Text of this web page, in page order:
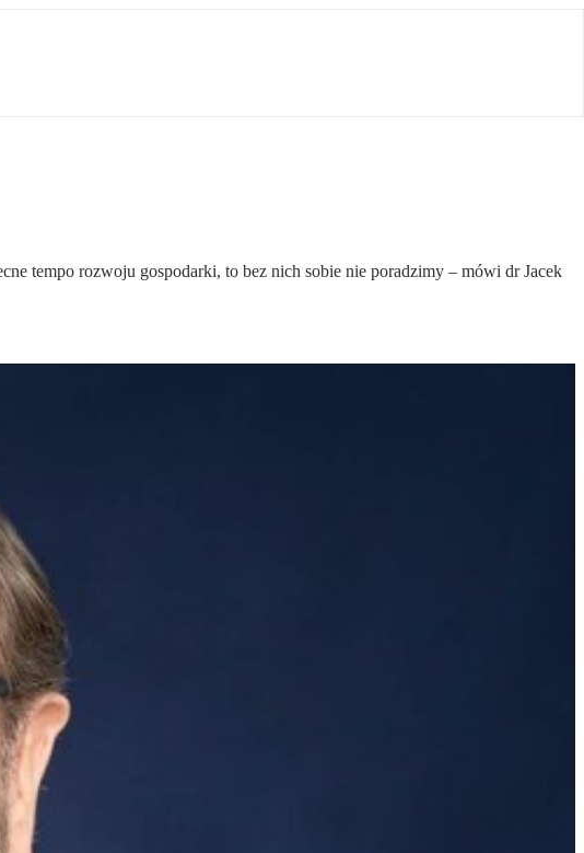
tempo rozwoju gospodarki, to bez nich sobie nie poradzimy – mówi dr Jacek